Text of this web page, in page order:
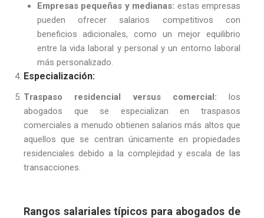
Empresas pequeñas y medianas: estas empresas
pueden ofrecer salarios competitivos con
beneficios adicionales, como un mejor equilibrio
entre la vida laboral y personal y un entorno laboral
más personalizado.
Especialización:
Traspaso residencial versus comercial: los
abogados que se especializan en traspasos
comerciales a menudo obtienen salarios más altos que
aquellos que se centran únicamente en propiedades
residenciales debido a la complejidad y escala de las
transacciones.
Rangos salariales típicos para abogados de